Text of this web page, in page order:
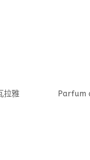
de Marley Valaya 瓦拉雅